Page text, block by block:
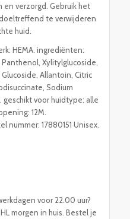
en verzorgd. Gebruik het
te verwijderen
huid.
HEMA. ingrediënten:
Xylitylglucoside,
Allantoin, Citric
Sodium
voor huidtype: alle
12M.
nummer: 17880151 Unisex.
voor 22.00 uur?
morgen in huis. Bestel je